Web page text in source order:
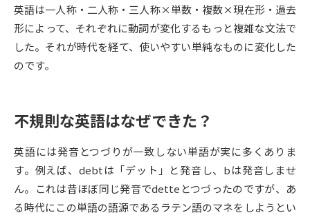
新増設大学・学部・学科特集
国際・グローバルに強い大学特
データサイエンス特集 奨学金・特待生制度特集
新学年スタート号特集ページ
（高3生用）
新学年スタート号特集ページ
SELFBRAND特集ページ
オープンキャンパスなどを調べる
英語は一人称・二人称・三人称×単数・複数×現在形・過去
形によって、それぞれに動詞が変化するもっと複雑な文法で
した。それが時代を経て、使いやすい単純なものに変化した
のです。
不規則な英語はなぜできた？
英語には発音とつづりが一致しない単語が実に多くありま
す。例えば、debtは「デット」と発音し、bは発音しませ
ん。これは昔ほぼ同じ発音でdetteとつづったのですが、あ
る時代にこの単語の語源であるラテン語のマネをしようとい